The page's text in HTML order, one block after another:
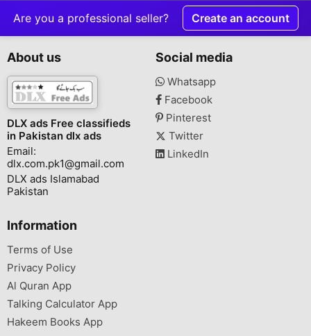
Are you a professional seller? Create an account
About us
DLX ads Free classifieds
in Pakistan dlx ads
Email:
dlx.com.pk1@gmail.com
DLX ads Islamabad
Pakistan
Social media
Whatsapp
Facebook
Pinterest
Twitter
LinkedIn
Information
Terms of Use
Privacy Policy
Al Quran App
Talking Calculator App
Hakeem Books App